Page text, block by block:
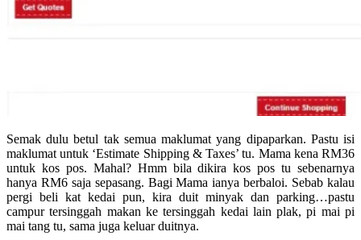
Semak dulu betul tak semua maklumat yang dipaparkan. Pastu isi
maklumat untuk ‘Estimate Shipping & Taxes’ tu. Mama kena RM36
untuk kos pos. Mahal? Hmm bila dikira kos pos tu sebenarnya
hanya RM6 saja sepasang. Bagi Mama ianya berbaloi. Sebab kalau
pergi beli kat kedai pun, kira duit minyak dan parking…pastu
campur tersinggah makan ke tersinggah kedai lain plak, pi mai pi
mai tang tu, sama juga keluar duitnya.